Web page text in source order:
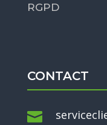
RGPD
CONTACT
